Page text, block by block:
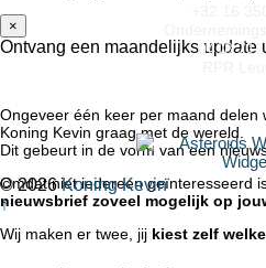
© 2026Koning Kevin
↑
×
Ontvang een maandelijks update
Ongeveer één keer per maand delen
Koning Kevin graag met de wereld.
Dit gebeurt in de vorm van een
Omdat niet iedereen geïnteresseerd
nieuwsbrief zoveel mogelijk op
Wij maken er twee, jij kiest zelf